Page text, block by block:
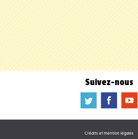
Suivez-nous
a b f
Crédits et mention légales